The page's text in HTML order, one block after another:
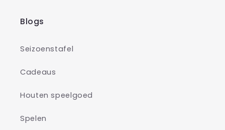
Blogs
Seizoenstafel
Cadeaus
Houten speelgoed
Spelen